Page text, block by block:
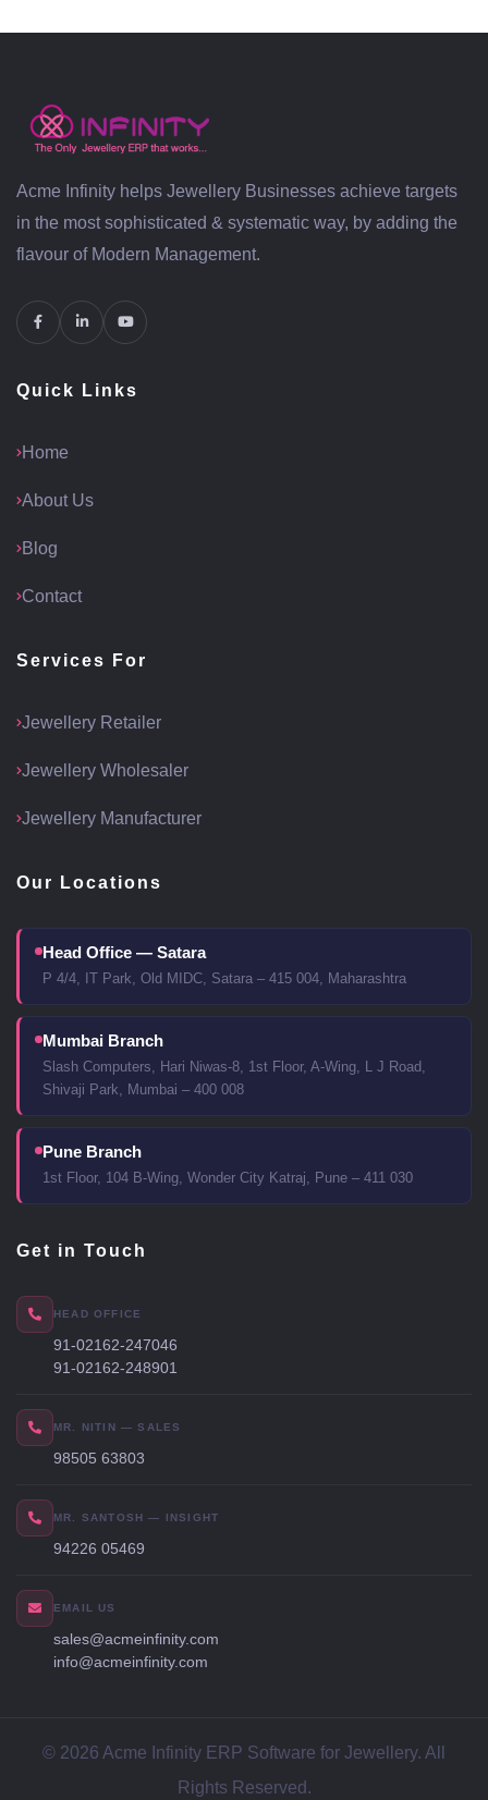
Acme Infinity helps Jewellery Businesses achieve targets
in the most sophisticated & systematic way, by adding the
flavour of Modern Management.
Quick Links
Home
About Us
Blog
Contact
Services For
Jewellery Retailer
Jewellery Wholesaler
Jewellery Manufacturer
Our Locations
Head Office — Satara
P 4/4, IT Park, Old MIDC, Satara – 415 004, Maharashtra
Mumbai Branch
Slash Computers, Hari Niwas-8, 1st Floor, A-Wing, L J Road,
Shivaji Park, Mumbai – 400 008
Pune Branch
1st Floor, 104 B-Wing, Wonder City Katraj, Pune – 411 030
Get in Touch
HEAD OFFICE
91-02162-247046
91-02162-248901
MR. NITIN — SALES
98505 63803
MR. SANTOSH — INSIGHT
94226 05469
EMAIL US
sales@acmeinfinity.com
info@acmeinfinity.com
© 2026 Acme Infinity ERP Software for Jewellery. All
Rights Reserved.